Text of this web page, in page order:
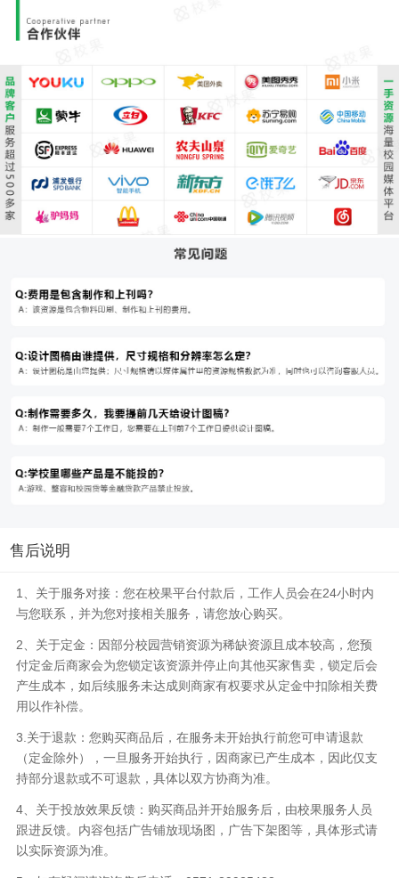
售后说明
1、关于服务对接：您在校果平台付款后，工作人员会在24小时内
与您联系，并为您对接相关服务，请您放心购买。
2、关于定金：因部分校园营销资源为稀缺资源且成本较高，您预
付定金后商家会为您锁定该资源并停止向其他买家售卖，锁定后会
产生成本，如后续服务未达成则商家有权要求从定金中扣除相关费
用以作补偿。
3.关于退款：您购买商品后，在服务未开始执行前您可申请退款
（定金除外），一旦服务开始执行，因商家已产生成本，因此仅支
持部分退款或不可退款，具体以双方协商为准。
4、关于投放效果反馈：购买商品并开始服务后，由校果服务人员
跟进反馈。内容包括广告铺放现场图，广告下架图等，具体形式请
以实际资源为准。